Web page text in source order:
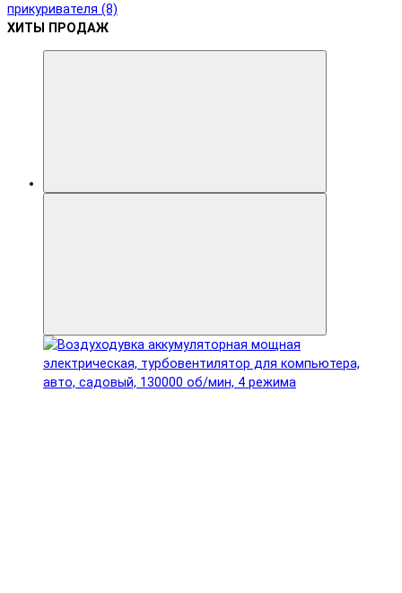
прикуривателя (8)
ХИТЫ ПРОДАЖ